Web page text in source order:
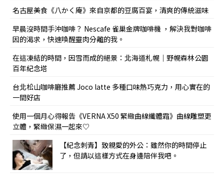
名古屋美食《八かく庵》來自京都的豆腐百宴，清爽的傳統滋味
早晨沒時間手沖咖啡？ Nescafe 雀巢金牌咖啡機 ，解決我對咖啡
因的渴求，快速喚醒靈肉分離的我。
在這凍結的時間，因雪而成的絕景：北海道札幌｜野幌森林公園
百年紀念塔
台北松山咖啡廳推薦 Joco latte 多種口味熱巧克力，用心實在的
一間好店
使用一個月心得報告《VERNA X50 緊緻曲線纖體霜》曲線雕塑更
立體，緊緻保濕一起來♡
【紀念刺青】致親愛的外公：雖然你的時間停止
了，但請以這樣方式在身邊陪伴我吧。